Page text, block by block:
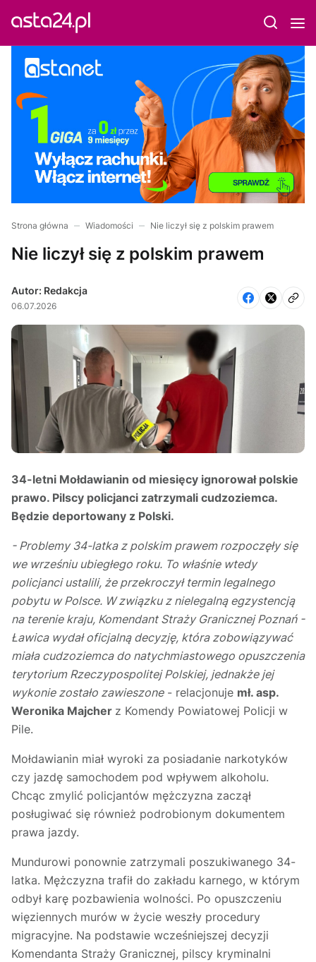
Strona główna Wiadomości Nie liczył się z polskim prawem
Nie liczył się z polskim prawem
Autor: Redakcja
06.07.2026
34-letni Mołdawianin od miesięcy ignorował polskie
prawo. Pilscy policjanci zatrzymali cudzoziemca.
Będzie deportowany z Polski.
- Problemy 34-latka z polskim prawem rozpoczęły się
we wrześniu ubiegłego roku. To właśnie wtedy
policjanci ustalili, że przekroczył termin legalnego
pobytu w Polsce. W związku z nielegalną egzystencją
na terenie kraju, Komendant Straży Granicznej Poznań -
Ławica wydał oficjalną decyzję, która zobowiązywać
miała cudzoziemca do natychmiastowego opuszczenia
terytorium Rzeczypospolitej Polskiej, jednakże jej
wykonie zostało zawieszone- relacjonuje mł. asp.
Weronika Majcher z Komendy Powiatowej Policji w
Pile.
Mołdawianin miał wyroki za posiadanie narkotyków
czy jazdę samochodem pod wpływem alkoholu.
Chcąc zmylić policjantów mężczyzna zaczął
posługiwać się również podrobionym dokumentem
prawa jazdy.
Mundurowi ponownie zatrzymali poszukiwanego 34-
latka. Mężczyzna trafił do zakładu karnego, w którym
odbył karę pozbawienia wolności. Po opuszczeniu
więziennych murów w życie weszły procedury
migracyjne. Na podstawie wcześniejszej decyzji
Komendanta Straży Granicznej, pilscy kryminalni